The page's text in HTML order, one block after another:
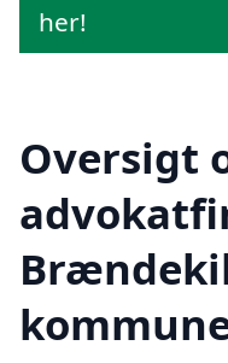
her!
Oversigt